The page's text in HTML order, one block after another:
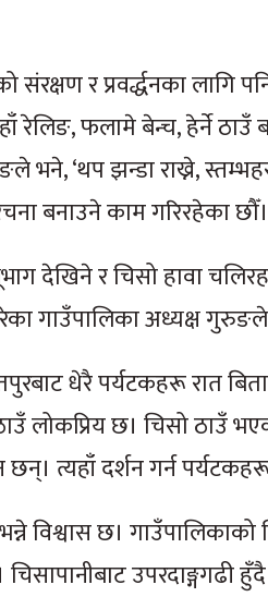
र प्रवर्द्धनका लागि
रेलिङ, फलामे बेन्च, हेर्ने
भने, ‘थप झन्डा राख्ने,
बनाउने काम गरिरहेका
देखिने र चिसो हावा
गाउँपालिका अध्यक्ष
धेरै पर्यटकहरू रात
लोकप्रिय छ। चिसो ठाउँ
त्यहाँ दर्शन गर्न
विश्वास छ।
उपरदाङ्गगढी